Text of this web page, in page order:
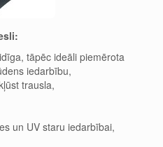
tāpēc ideāli piemērota
iedarbību,
trausla,
un UV staru iedarbībai,